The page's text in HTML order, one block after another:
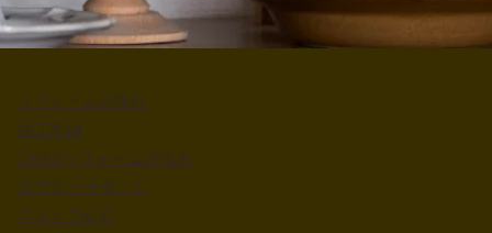
リフォームの流れ
CRASリフォームの強み
アフターサポート
施工事例
スタッフ紹介